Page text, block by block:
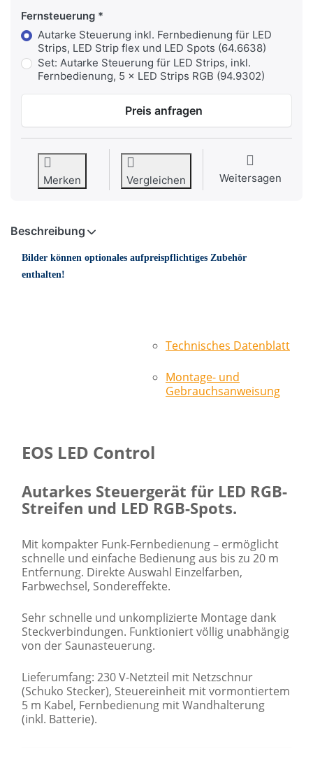
Fernsteuerung
Autarke Steuerung inkl. Fernbedienung für LED
Strips, LED Strip flex und LED Spots (64.6638)
Set: Autarke Steuerung für LED Strips, inkl.
Fernbedienung, 5 × LED Strips RGB (94.9302)
Preis anfragen
Merken Vergleichen Weitersagen
Beschreibung
Bilder können optionales aufpreispflichtiges Zubehör
enthalten!
Technisches Datenblatt
Montage- und
Gebrauchsanweisung
EOS LED Control
Autarkes Steuergerät für LED RGB-
Streifen und LED RGB-Spots.
Mit kompakter Funk-Fernbedienung – ermöglicht
schnelle und einfache Bedienung aus bis zu 20 m
Entfernung. Direkte Auswahl Einzelfarben,
Farbwechsel, Sondereffekte.
Sehr schnelle und unkomplizierte Montage dank
Steckverbindungen. Funktioniert völlig unabhängig
von der Saunasteuerung.
Lieferumfang: 230 V-Netzteil mit Netzschnur
(Schuko Stecker), Steuereinheit mit vormontiertem
5 m Kabel, Fernbedienung mit Wandhalterung
(inkl. Batterie).